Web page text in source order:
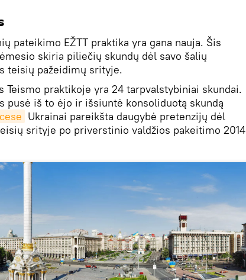
pateikimo EŽTT praktika yra gana nauja. Šis
skiria piliečių skundų dėl savo šalių
teisių pažeidimų srityje.
Teismo praktikoje yra 24 tarpvalstybiniai skundai.
pusė iš to ėjo ir išsiuntė konsoliduotą skundą
Ukrainai pareikšta daugybė pretenzijų dėl
srityje po priverstinio valdžios pakeitimo 2014